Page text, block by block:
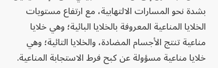
بشدة نحو المسارات الالتهابية، مع ارتفاع مستويات
الخلايا المناعية المعروفة بالخلايا البائية؛ وهي ‌خلايا
مناعية تنتج الأجسام المضادة، والخلايا التائية؛ وهي
خلايا مناعية مسؤولة ​عن كبح فرط الاستجابة المناعية.